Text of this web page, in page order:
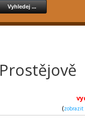
(zobrazit